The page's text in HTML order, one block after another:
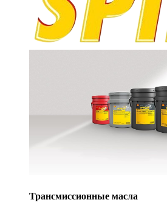
Трансмиссионные масла